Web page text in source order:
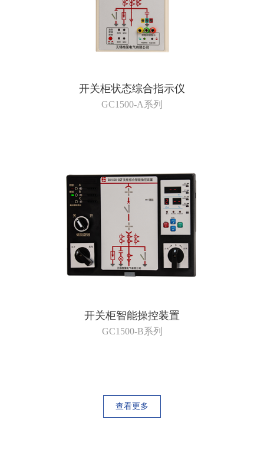
开关柜状态综合指示仪
GC1500-A系列
开关柜智能操控装置
GC1500-B系列
查看更多